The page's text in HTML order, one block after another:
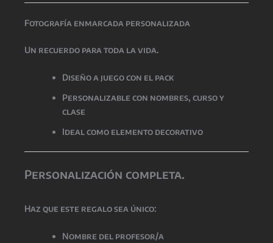
Fotografía enmarcada personalizada
Un recuerdo para toda la vida.
Diseño a juego con el pack
Personalizable con nombres, curso y
clase
Ideal como elemento decorativo
Personalización completa.
Haz que este regalo sea único:
Nombre del profesor/a